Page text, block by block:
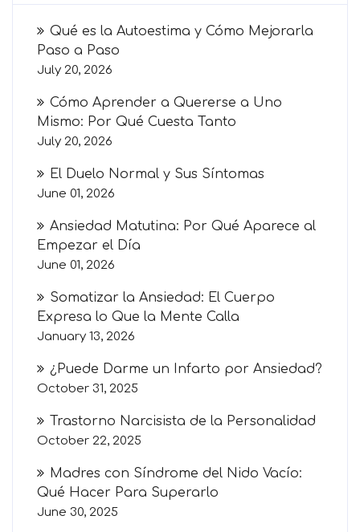
Qué es la Autoestima y Cómo Mejorarla
Paso a Paso
July 20, 2026
Cómo Aprender a Quererse a Uno
Mismo: Por Qué Cuesta Tanto
July 20, 2026
El Duelo Normal y Sus Síntomas
June 01, 2026
Ansiedad Matutina: Por Qué Aparece al
Empezar el Día
June 01, 2026
Somatizar la Ansiedad: El Cuerpo
Expresa lo Que la Mente Calla
January 13, 2026
¿Puede Darme un Infarto por Ansiedad?
October 31, 2025
Trastorno Narcisista de la Personalidad
October 22, 2025
Madres con Síndrome del Nido Vacío:
Qué Hacer Para Superarlo
June 30, 2025